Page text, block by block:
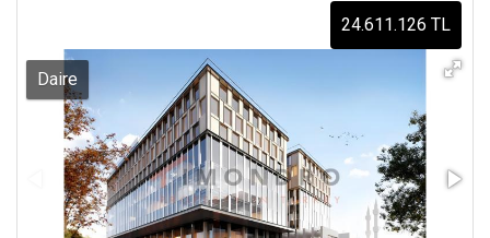
24.611.126 TL
Daire